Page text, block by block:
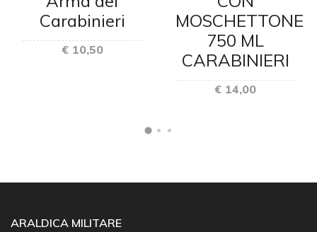
Carabinieri
€ 10,50
MOSCHETTONE
750 ML
CARABINIERI
€ 14,00
ARALDICA MILITARE